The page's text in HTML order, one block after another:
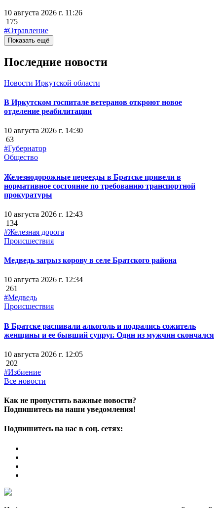
10 августа 2026 г. 11:26
175
#Отравление
Показать ещё
Последние новости
Новости Иркутской области
В Иркутском госпитале ветеранов откроют новое
отделение реабилитации
10 августа 2026 г. 14:30
63
#Губернатор
Общество
Железнодорожные переезды в Братске привели в
нормативное состояние по требованию транспортной
прокуратуры
10 августа 2026 г. 12:43
134
#Железная дорога
Происшествия
Медведь загрыз корову в селе Братского района
10 августа 2026 г. 12:34
261
#Медведь
Происшествия
В Братске распивали алкоголь и подрались сожитель
женщины и ее бывший супруг. Один из мужчин скончался
10 августа 2026 г. 12:05
202
#Избиение
Все новости
Как не пропустить важные новости?
Подпишитесь на наши уведомления!
Подпишитесь на нас в соц. сетях: